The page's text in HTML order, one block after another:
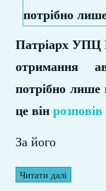
Патріарх УПЦ
отримання
потрібно
це він
За його
Читати далі